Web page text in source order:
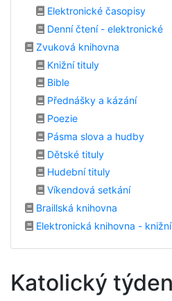
Elektronické časopisy
Denní čtení - elektronické
Zvuková knihovna
Knižní tituly
Bible
Přednášky a kázání
Poezie
Pásma slova a hudby
Dětské tituly
Hudební tituly
Víkendová setkání
Braillská knihovna
Elektronická knihovna -
Katolický